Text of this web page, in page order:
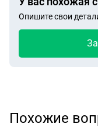
Опишите свои
Похожие